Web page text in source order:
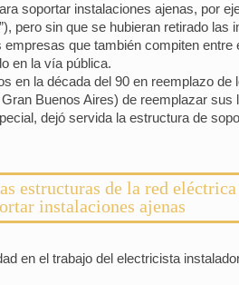
soportar instalaciones ajenas, por
pero sin que se hubieran retirado las
que también compiten
en la vía pública.
en la década del 90 en reemplazo
Buenos Aires) de reemplazar
dejó servida la estructura de
estructuras de la red
instalaciones ajenas
en el trabajo del electricista